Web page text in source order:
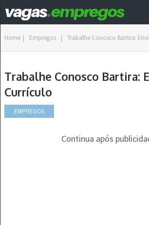
Home | Empregos | Trabalhe Conosco Bartira:
Trabalhe Conosco Bartira:
Currículo
EMPREGOS
Continua após